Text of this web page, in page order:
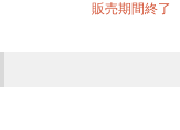
販売期間終了